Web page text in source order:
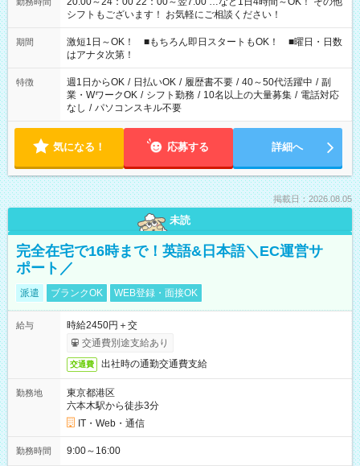
シフトもございます！ お気軽にご相談ください！
期間
激短1日～OK！ ■もちろん即日スタートもOK！ ■曜日・日数
はアナタ次第！
特徴 週1日からOK / 日払いOK / 履歴書不要 / 40～50代活躍中 / 副
業・WワークOK / シフト勤務 / 10名以上の大量募集 / 電話対応
なし / パソコンスキル不要
気になる！ 応募する 詳細へ
掲載日：2026.08.05
未読
完全在宅で16時まで！英語&日本語＼EC運営サ
ポート／
派遣 ブランクOK WEB登録・面接OK
給与
時給2450円＋交
交通費別途支給あり
交通費 出社時の通勤交通費支給
勤務地
東京都港区
六本木駅から徒歩3分
IT・Web・通信
勤務時間 9:00～16:00